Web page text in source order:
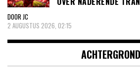
DOOR JC
2 AUGUSTUS 2026, 02:15
ACHTERGROND